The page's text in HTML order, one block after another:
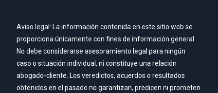
Aviso legal: La información contenida en este sitio web se
proporciona únicamente con fines de información general.
No debe considerarse asesoramiento legal para ningún
caso o situación individual, ni constituye una relación
abogado-cliente. Los veredictos, acuerdos o resultados
obtenidos en el pasado no garantizan, predicen ni prometen